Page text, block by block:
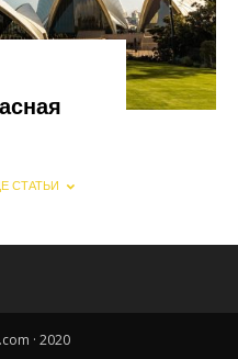
СТАТЬИ
· 2020